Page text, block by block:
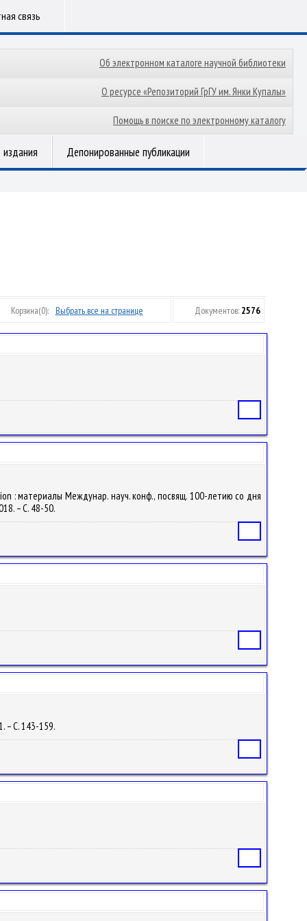
связь
Об электронном каталоге научной библиотеки
О ресурсе «Репозиторий ГрГУ им. Янки Купалы»
Помощь в поиске по электронному каталогу
Депонированные публикации
Корзина(0): Выбрать все на странице Документов: 2576
: материалы Междунар. науч. конф., посвящ. 100-летию со дня
– С. 48-50.
– С. 143-159.